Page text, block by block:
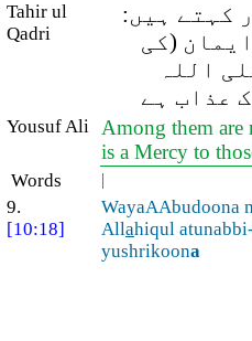
Tahir ul
Qadri
کہتے ہیں:
(کی
اللہ
عذاب ہے
Yousuf Ali
Among them are
is a Mercy to
Words |
9.
[10:18]
WayaAAbudoona
Allahiqul
yushrikoona